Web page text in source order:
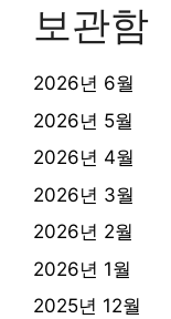
보관함
2026년 6월
2026년 5월
2026년 4월
2026년 3월
2026년 2월
2026년 1월
2025년 12월